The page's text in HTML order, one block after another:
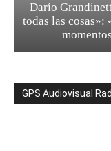
Darío
todas las cosas»:
GPS Audiovisual